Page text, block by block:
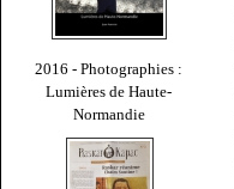
2016 - Photographies :
Lumières de Haute-
Normandie